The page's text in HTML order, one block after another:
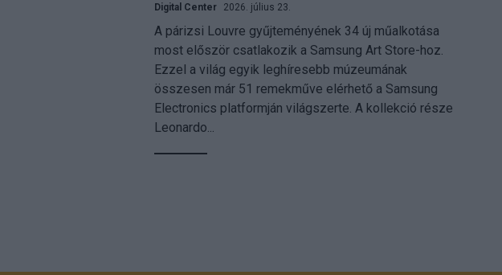
Digital Center 2026. július 23.
A párizsi Louvre gyűjteményének 34 új műalkotása
most először csatlakozik a Samsung Art Store-hoz.
Ezzel a világ egyik leghíresebb múzeumának
összesen már 51 remekműve elérhető a Samsung
Electronics platformján világszerte. A kollekció része
Leonardo...